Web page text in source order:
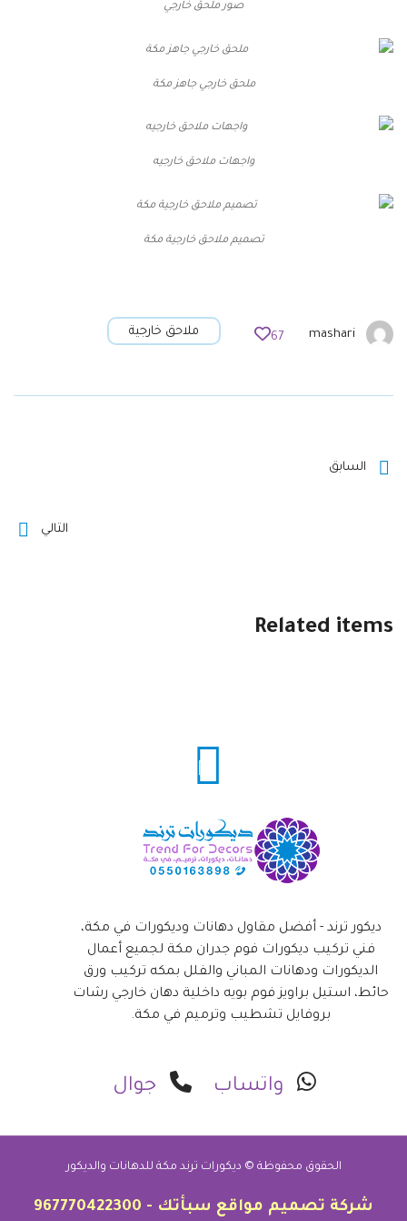
صور ملحق خارجي
ملحق خارجي جاهز مكة
واجهات ملاحق خارجيه
تصميم ملاحق خارجية مكة
mashari
67 ملاحق خارجية
السابق
التالي
Related items
ديكور ترند - أفضل مقاول دهانات وديكورات في مكة،
فني تركيب ديكورات فوم جدران مكة لجميع أعمال
الديكورات ودهانات المباني والفلل بمكه تركيب ورق
حائط، استيل براويز فوم بويه داخلية دهان خارجي رشات
بروفايل تشطيب وترميم في مكة.
واتساب جوال
الحقوق محفوظة © ديكورات ترند مكة للدهانات والديكور
شركة تصميم مواقع سبأتك -
967770422300